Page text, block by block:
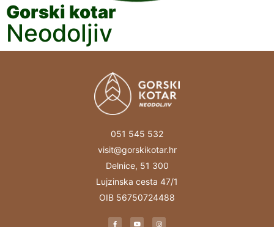
Gorski kotar
Neodoljiv
051 545 532
visit@gorskikotar.hr
Delnice, 51 300
Lujzinska cesta 47/1
OIB 56750724488